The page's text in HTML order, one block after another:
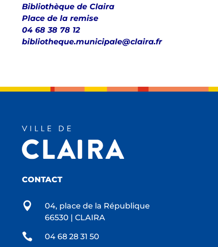
Bibliothèque de Claira
Place de la remise
04 68 38 78 12
bibliotheque.municipale@claira.fr
CONTACT

04, place de la République
66530 | CLAIRA
 04 68 28 31 50